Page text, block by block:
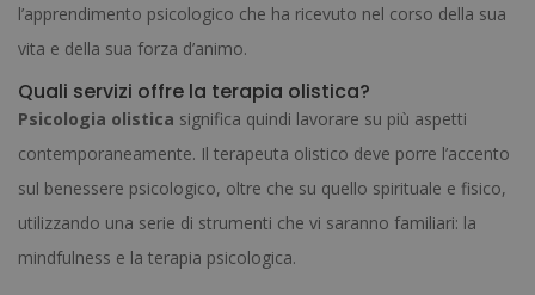
l’apprendimento psicologico che ha ricevuto nel corso della sua
vita e della sua forza d’animo.
Quali servizi offre la terapia olistica?
Psicologia olistica significa quindi lavorare su più aspetti
contemporaneamente. Il terapeuta olistico deve porre l’accento
sul benessere psicologico, oltre che su quello spirituale e fisico,
utilizzando una serie di strumenti che vi saranno familiari: la
mindfulness e la terapia psicologica.